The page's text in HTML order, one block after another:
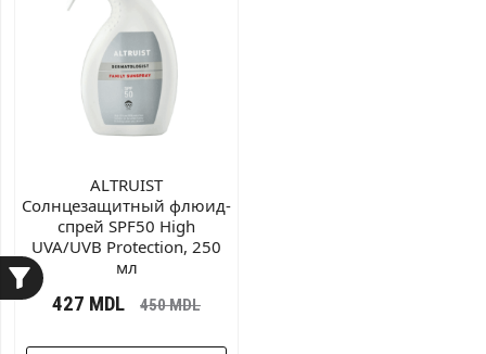
ALTRUIST
Cолнцезащитный флюид-
спрей SPF50 High
UVA/UVB Protection, 250
мл
427 MDL 450MDL